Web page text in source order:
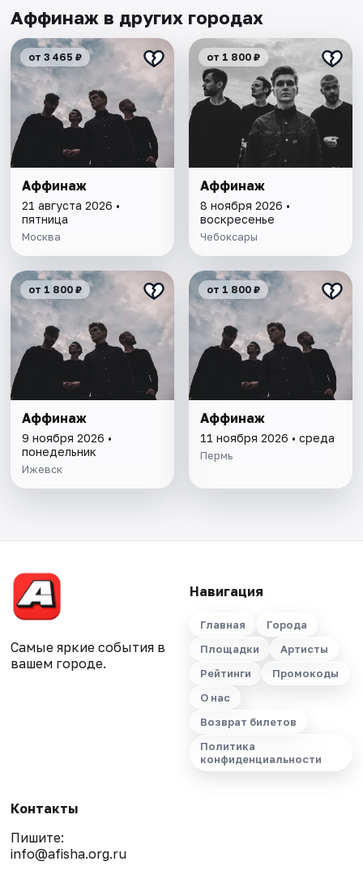
Аффинаж в других городах
от 3 465 ₽
Аффинаж
21 августа 2026 •
пятница
Москва
от 1 800 ₽
Аффинаж
8 ноября 2026 •
воскресенье
Чебоксары
от 1 800 ₽
Аффинаж
9 ноября 2026 •
понедельник
Ижевск
от 1 800 ₽
Аффинаж
11 ноября 2026 • среда
Пермь
Самые яркие события в
вашем городе.
Навигация
Главная
Города
Площадки
Артисты
Рейтинги
Промокоды
О нас
Возврат билетов
Политика
конфиденциальности
Контакты
Пишите:
info@afisha.org.ru